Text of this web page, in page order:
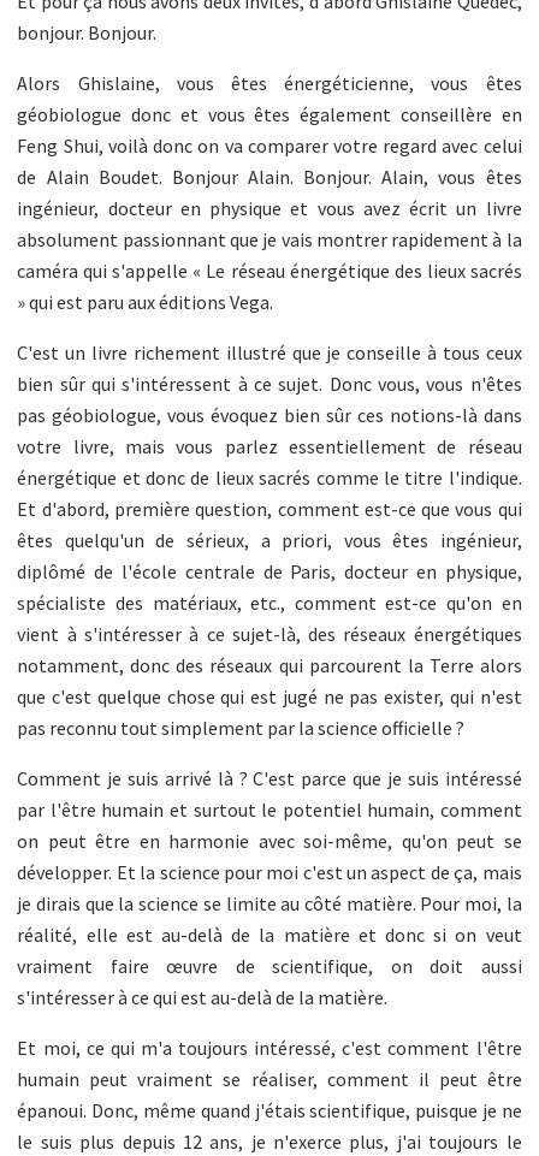
bonjour. Bonjour.
Alors Ghislaine, vous êtes énergéticienne, vous êtes
géobiologue donc et vous êtes également conseillère en
Feng Shui, voilà donc on va comparer votre regard avec celui
de Alain Boudet. Bonjour Alain. Bonjour. Alain, vous êtes
ingénieur, docteur en physique et vous avez écrit un livre
absolument passionnant que je vais montrer rapidement à la
caméra qui s'appelle « Le réseau énergétique des lieux sacrés
» qui est paru aux éditions Vega.
C'est un livre richement illustré que je conseille à tous ceux
bien sûr qui s'intéressent à ce sujet. Donc vous, vous n'êtes
pas géobiologue, vous évoquez bien sûr ces notions-là dans
votre livre, mais vous parlez essentiellement de réseau
énergétique et donc de lieux sacrés comme le titre l'indique.
Et d'abord, première question, comment est-ce que vous qui
êtes quelqu'un de sérieux, a priori, vous êtes ingénieur,
diplômé de l'école centrale de Paris, docteur en physique,
spécialiste des matériaux, etc., comment est-ce qu'on en
vient à s'intéresser à ce sujet-là, des réseaux énergétiques
notamment, donc des réseaux qui parcourent la Terre alors
que c'est quelque chose qui est jugé ne pas exister, qui n'est
pas reconnu tout simplement par la science officielle ?
Comment je suis arrivé là ? C'est parce que je suis intéressé
par l'être humain et surtout le potentiel humain, comment
on peut être en harmonie avec soi-même, qu'on peut se
développer. Et la science pour moi c'est un aspect de ça, mais
je dirais que la science se limite au côté matière. Pour moi, la
réalité, elle est au-delà de la matière et donc si on veut
vraiment faire œuvre de scientifique, on doit aussi
s'intéresser à ce qui est au-delà de la matière.
Et moi, ce qui m'a toujours intéressé, c'est comment l'être
humain peut vraiment se réaliser, comment il peut être
épanoui. Donc, même quand j'étais scientifique, puisque je ne
le suis plus depuis 12 ans, je n'exerce plus, j'ai toujours le